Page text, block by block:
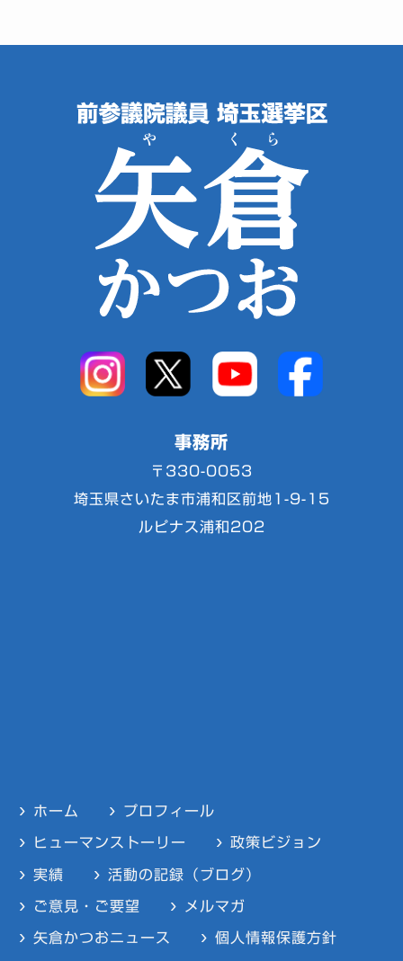
事務所
〒330-0053
埼玉県さいたま市浦和区前地1-9-15
ルピナス浦和202
ホーム プロフィール
ヒューマンストーリー 政策ビジョン
実績 活動の記録（ブログ）
ご意見・ご要望 メルマガ
矢倉かつおニュース 個人情報保護方針